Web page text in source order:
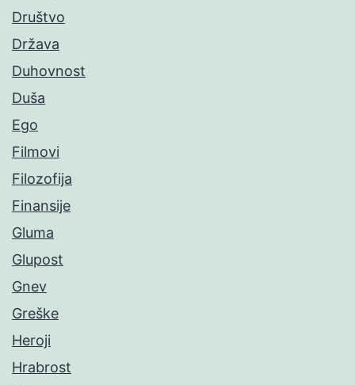
Društvo
Država
Duhovnost
Duša
Ego
Filmovi
Filozofija
Finansije
Gluma
Glupost
Gnev
Greške
Heroji
Hrabrost